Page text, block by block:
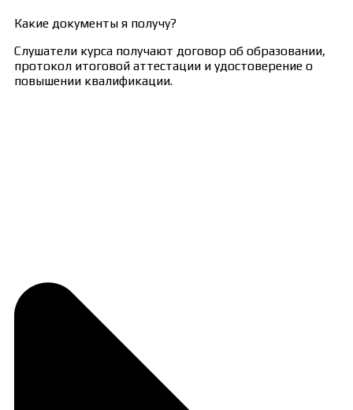
Какие документы я получу?
Слушатели курса получают договор об образовании,
протокол итоговой аттестации и удостоверение о
повышении квалификации.